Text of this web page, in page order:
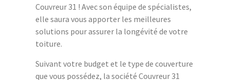
Couvreur 31 ! Avec son équipe de spécialistes,
elle saura vous apporter les meilleures
solutions pour assurer la longévité de votre
toiture.
Suivant votre budget et le type de couverture
que vous possédez, la société Couvreur 31